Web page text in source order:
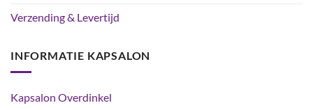
Verzending & Levertijd
INFORMATIE KAPSALON
Kapsalon Overdinkel